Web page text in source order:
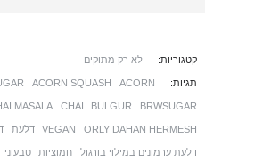
קטגוריות: לא רק מתוקים
תגיות: ACORN
ACORN SQUASH
BRWSUGAR
BULGUR
CHAI
MASALA
ORLY DAHAN HERMESH
VEGAN דלעת
דלעת ערמונים במילוי בורגול חמוציות טבעוני